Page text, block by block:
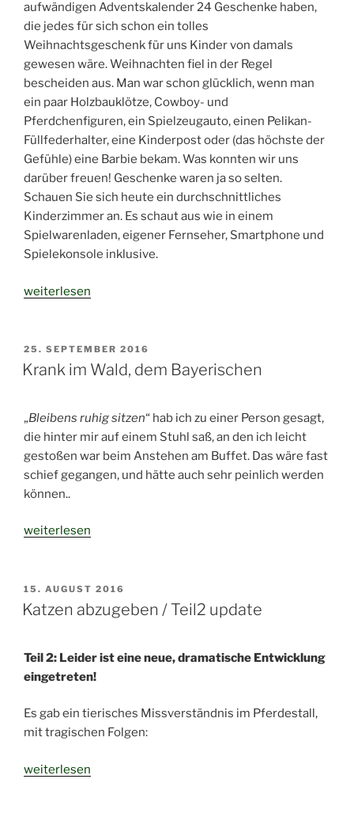
aufwändigen Adventskalender 24 Geschenke haben,
die jedes für sich schon ein tolles
Weihnachtsgeschenk für uns Kinder von damals
gewesen wäre. Weihnachten fiel in der Regel
bescheiden aus. Man war schon glücklich, wenn man
ein paar Holzbauklötze, Cowboy- und
Pferdchenfiguren, ein Spielzeugauto, einen Pelikan-
Füllfederhalter, eine Kinderpost oder (das höchste der
Gefühle) eine Barbie bekam. Was konnten wir uns
darüber freuen! Geschenke waren ja so selten.
Schauen Sie sich heute ein durchschnittliches
Kinderzimmer an. Es schaut aus wie in einem
Spielwarenladen, eigener Fernseher, Smartphone und
Spielekonsole inklusive.
„Gute
weiterlesen
VERÖFFENTLICHT
AM
25. SEPTEMBER 2016
Krank im Wald, dem Bayerischen
„Bleibens ruhig sitzen“ hab ich zu einer Person gesagt,
die hinter mir auf einem Stuhl saß, an den ich leicht
gestoßen war beim Anstehen am Buffet. Das wäre fast
schief gegangen, und hätte auch sehr peinlich werden
können..
„Krank
dem
Bayerischen“
weiterlesen
VERÖFFENTLICHT
AM
15. AUGUST 2016
Katzen abzugeben / Teil2 update
Teil 2: Leider ist eine neue, dramatische Entwicklung
eingetreten!
Es gab ein tierisches Missverständnis im Pferdestall,
mit tragischen Folgen:
„Katzen
weiterlesen